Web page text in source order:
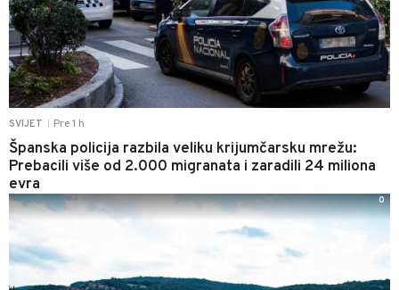
SVIJET Pre 1 h
Španska policija razbila veliku krijumčarsku mrežu:
Prebacili više od 2.000 migranata i zaradili 24 miliona
evra
0